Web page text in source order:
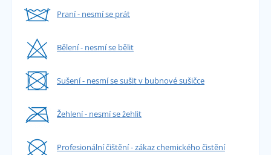
Praní - nesmí se prát
Bělení - nesmí se bělit
Sušení - nesmí se sušit v bubnové sušičce
Žehlení - nesmí se žehlit
Profesionální čištění - zákaz chemického čistění